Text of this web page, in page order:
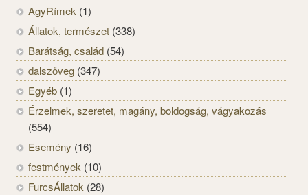
AgyRímek (1)
Állatok, természet (338)
Barátság, család (54)
dalszöveg (347)
Egyéb (1)
Érzelmek, szeretet, magány, boldogság, vágyakozás
(554)
Esemény (16)
festmények (10)
FurcsÁllatok (28)